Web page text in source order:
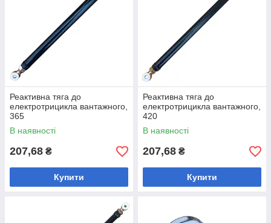
Реактивна тяга до
електротрицикла вантажного,
365
В наявності
207,68 ₴
Купити
Реактивна тяга до
електротрицикла вантажного,
420
В наявності
207,68 ₴
Купити